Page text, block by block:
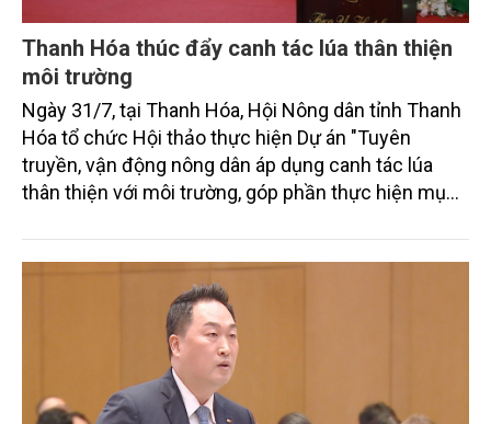
Thanh Hóa thúc đẩy canh tác lúa thân thiện
môi trường
Ngày 31/7, tại Thanh Hóa, Hội Nông dân tỉnh Thanh
Hóa tổ chức Hội thảo thực hiện Dự án "Tuyên
truyền, vận động nông dân áp dụng canh tác lúa
thân thiện với môi trường, góp phần thực hiện mục
trình thu hút sự tham gia của đông đảo đại biểu đến
từ các cơ quan quản lý nhà nước, đơn vị nghiên cứu,
doanh nghiệp, hợp tác xã và nông dân đang trực
tiếp triển khai mô hình sản xuất lúa phát thải thấp.